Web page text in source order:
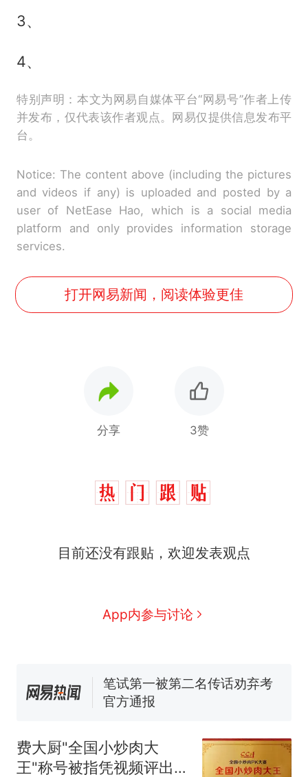
3、
4、
特别声明：本文为网易自媒体平台“网易号”作者上传
并发布，仅代表该作者观点。网易仅提供信息发布平
台。
Notice: The content above (including the pictures
and videos if any) is uploaded and posted by a
user of NetEase Hao, which is a social media
platform and only provides information storage
services.
打开网易新闻，阅读体验更佳
分享 3赞
目前还没有跟贴，欢迎发表观点
App内参与讨论
热
那个在床头放菜刀的女孩，
么？
协会回应
男子上山采菌偶然发现鸡枞菌
窝，原地守1天等它长大：挖了
来源：参考消息）
笔试第一被第二名传话劝弃考
官方通报
因老师一句“跟我回家”改写了
人生
费大厨"全国小炒肉大
王"称号被指凭视频评出